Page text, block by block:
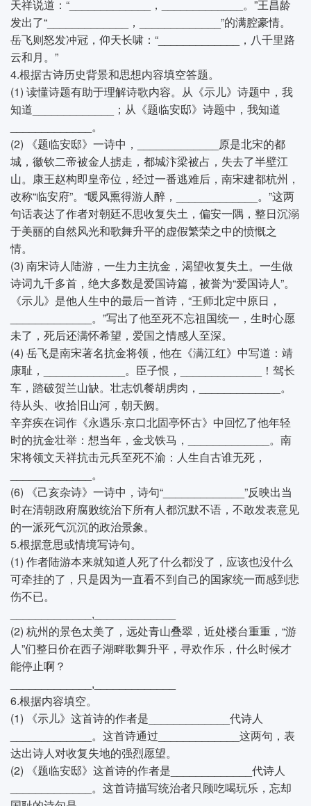
天祥说道：“_____________，_____________。”王昌龄
发出了“_____________，_____________”的满腔豪情。
岳飞则怒发冲冠，仰天长啸：“_____________，八千里路
云和月。”
4.根据古诗历史背景和思想内容填空答题。
(1) 读懂诗题有助于理解诗歌内容。从《示儿》诗题中，我
知道_____________；从《题临安邸》诗题中，我知道
_____________。
(2) 《题临安邸》一诗中，_____________原是北宋的都
城，徽钦二帝被金人掳走，都城汴梁被占，失去了半壁江
山。康王赵构即皇帝位，经过一番逃难后，南宋建都杭州，
改称“临安府”。“暖风熏得游人醉，_____________。”这两
句话表达了作者对朝廷不思收复失土，偏安一隅，整日沉溺
于美丽的自然风光和歌舞升平的虚假繁荣之中的愤慨之
情。
(3) 南宋诗人陆游，一生力主抗金，渴望收复失土。一生做
诗词九千多首，绝大多数是爱国诗篇，被誉为“爱国诗人”。
《示儿》是他人生中的最后一首诗，“王师北定中原日，
_____________。”写出了他至死不忘祖国统一，生时心愿
未了，死后还满怀希望，爱国之情感人至深。
(4) 岳飞是南宋著名抗金将领，他在《满江红》中写道：靖
康耻，_____________。臣子恨，_____________！驾长
车，踏破贺兰山缺。壮志饥餐胡虏肉，_____________。
待从头、收拾旧山河，朝天阙。
辛弃疾在词作《永遇乐·京口北固亭怀古》中回忆了他年轻
时的抗金壮举：想当年，金戈铁马，_____________。南
宋将领文天祥抗击元兵至死不渝：人生自古谁无死，
_____________。
(6) 《己亥杂诗》一诗中，诗句“_____________”反映出当
时在清朝政府腐败统治下所有人都沉默不语，不敢发表意见
的一派死气沉沉的政治景象。
5.根据意思或情境写诗句。
(1) 作者陆游本来就知道人死了什么都没了，应该也没什么
可牵挂的了，只是因为一直看不到自己的国家统一而感到悲
伤不已。
_____________,_____________
(2) 杭州的景色太美了，远处青山叠翠，近处楼台重重，“游
人”们整日价在西子湖畔歌舞升平，寻欢作乐，什么时候才
能停止啊？
_____________,_____________
6.根据内容填空。
(1) 《示儿》这首诗的作者是_____________代诗人
_____________。这首诗通过_____________这两句，表
达出诗人对收复失地的强烈愿望。
(2) 《题临安邸》这首诗的作者是_____________代诗人
_____________。这首诗描写统治者只顾吃喝玩乐，忘却